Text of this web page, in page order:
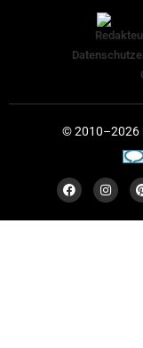
© 2010–2026